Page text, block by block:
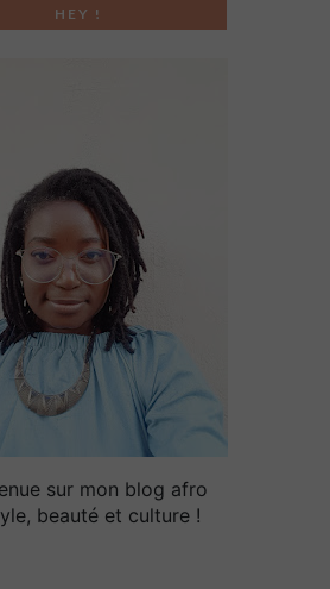
HEY !
sur mon blog afro
beauté et culture !